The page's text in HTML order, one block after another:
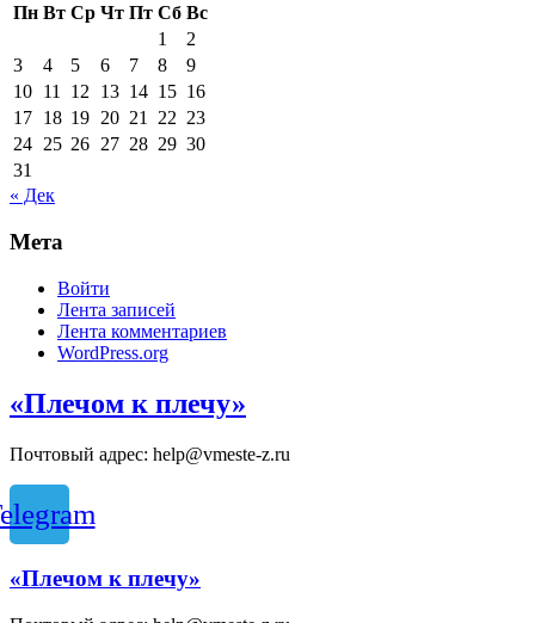
Пн Вт Ср Чт Пт Сб Вс
1
2
3
4 5 6 7 8
9
10 11 12 13 14 15 16
17 18 19 20 21 22 23
24 25 26 27 28 29 30
31
« Дек
Мета
Войти
Лента записей
Лента комментариев
WordPress.org
«Плечом к плечу»
Почтовый адрес: help@vmeste-z.ru
«Плечом к плечу»